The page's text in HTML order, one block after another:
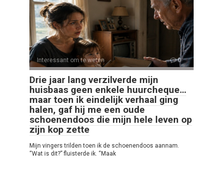
Interessant om te weten 0
Drie jaar lang verzilverde mijn
huisbaas geen enkele huurcheque…
maar toen ik eindelijk verhaal ging
halen, gaf hij me een oude
schoenendoos die mijn hele leven op
zijn kop zette
Mijn vingers trilden toen ik de schoenendoos aannam.
“Wat is dit?” fluisterde ik. “Maak